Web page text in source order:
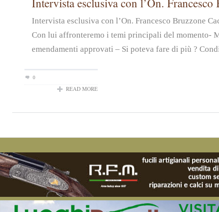
Intervista esclusiva con l’On. Francesco Bruzzone
Con lui affronteremo i temi principali del momento-
emendamenti approvati – Si poteva fare di più ?
0
READ MORE